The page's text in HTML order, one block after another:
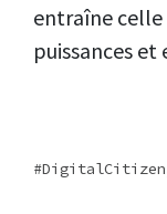
entraîne celle
puissances et
DigitalCitizen